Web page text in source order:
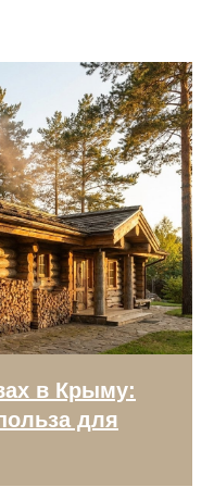
в Крыму:
для